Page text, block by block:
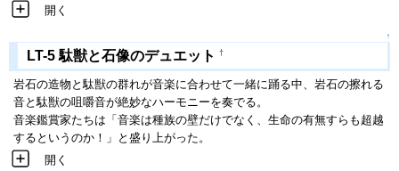
開く
↑
LT-5 駄獣と石像のデュエット †
岩石の造物と駄獣の群れが音楽に合わせて一緒に踊る中、岩石の擦れる
音と駄獣の咀嚼音が絶妙なハーモニーを奏でる。
音楽鑑賞家たちは「音楽は種族の壁だけでなく、生命の有無すらも超越
するというのか！」と盛り上がった。
開く